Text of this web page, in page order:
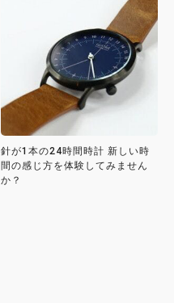
針が1本の24時間時計 新しい時
間の感じ方を体験してみません
か？